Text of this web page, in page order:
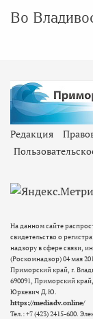
Во
Редакция
На данном сайте
свидетельство о
надзору в сфере связи,
(Роскомнадзор) 04 мая
Приморский край, г.
690091, Приморский
Юркевич Д.Ю.
https://mediadv.online/
Тел.: +7 (423) 2415-600.